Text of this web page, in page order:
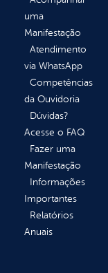
uma
Manifestação
Atendimento
via WhatsApp
Competências
da Ouvidoria
Dúvidas?
Acesse o FAQ
Fazer uma
Manifestação
Informações
Importantes
Relatórios
Anuais